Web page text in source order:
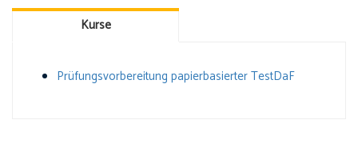
Kurse
Prüfungsvorbereitung papierbasierter TestDaF